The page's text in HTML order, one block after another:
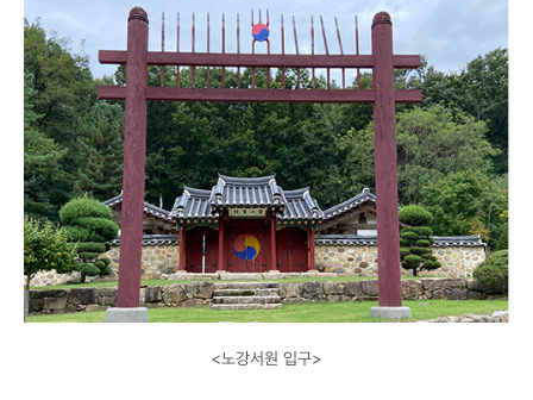
<노강서원 입구>